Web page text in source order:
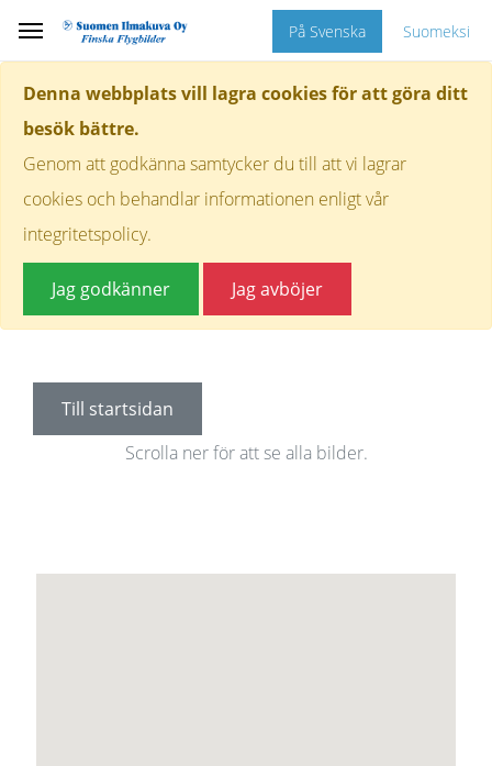
Denna webbplats vill lagra cookies för att göra ditt
besök bättre.
Genom att godkänna samtycker du till att vi lagrar
cookies och behandlar informationen enligt vår
integritetspolicy.
Jag godkänner Jag avböjer
På Svenska Suomeksi
Till startsidan
Scrolla ner för att se alla bilder.